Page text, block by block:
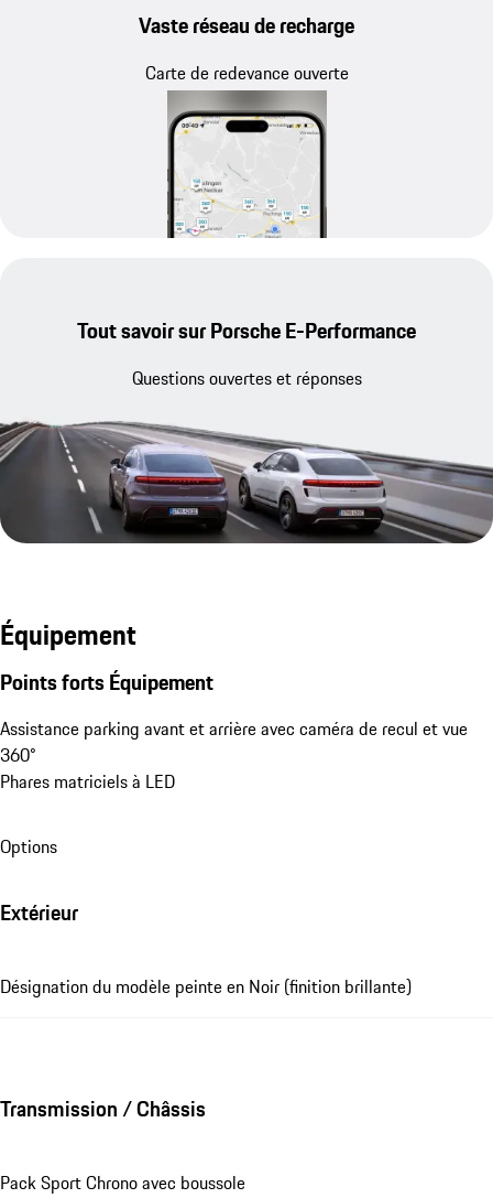
Vaste réseau de recharge
Carte de redevance ouverte
Tout savoir sur Porsche E-Performance
Questions ouvertes et réponses
Équipement
Points forts Équipement
Assistance parking avant et arrière avec caméra de recul et vue
360°
Phares matriciels à LED
Options
Extérieur
Désignation du modèle peinte en Noir (finition brillante)
Transmission / Châssis
Pack Sport Chrono avec boussole